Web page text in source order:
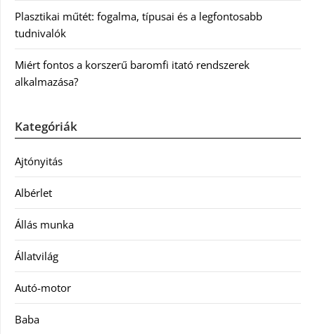
Plasztikai műtét: fogalma, típusai és a legfontosabb
tudnivalók
Miért fontos a korszerű baromfi itató rendszerek
alkalmazása?
Kategóriák
Ajtónyitás
Albérlet
Állás munka
Állatvilág
Autó-motor
Baba